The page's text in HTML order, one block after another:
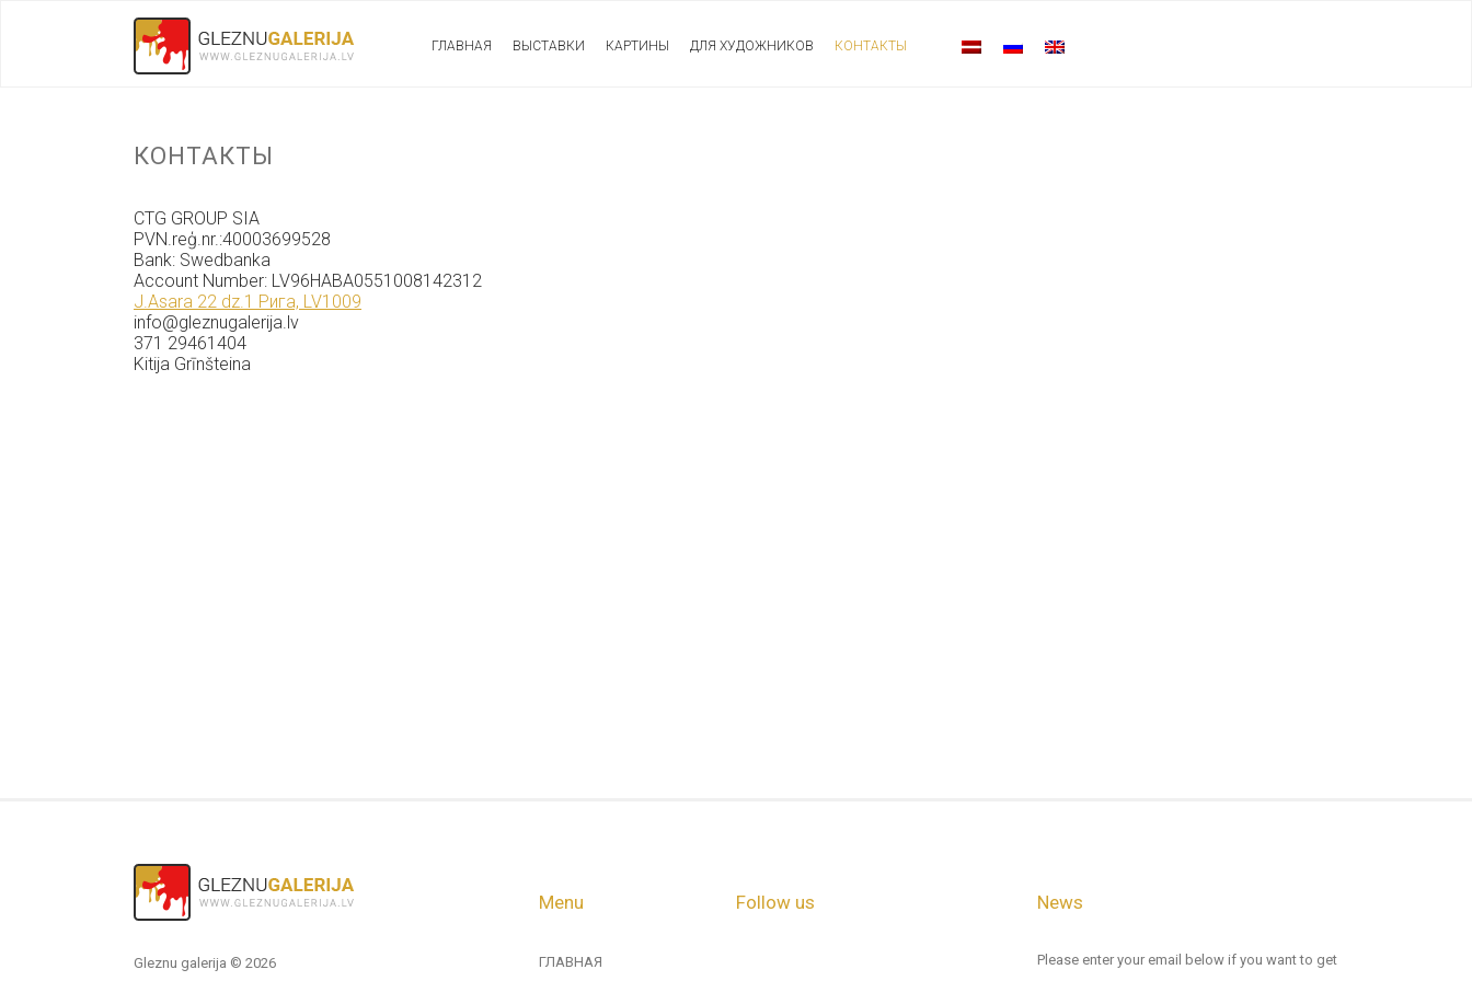
ГЛАВНАЯ ВЫСТАВКИ КАРТИНЫ ДЛЯ ХУДОЖНИКОВ КОНТАКТЫ
КОНТАКТЫ
CTG GROUP SIA
PVN.reģ.nr.:40003699528
Bank: Swedbanka
Account Number: LV96HABA0551008142312
J.Asara 22 dz.1 Рига, LV1009
info@gleznugalerija.lv
371 29461404
Kitija Grīnšteina
Gleznu galerija © 2026
Menu
ГЛАВНАЯ
Follow us News
Please enter your email below if you want to get